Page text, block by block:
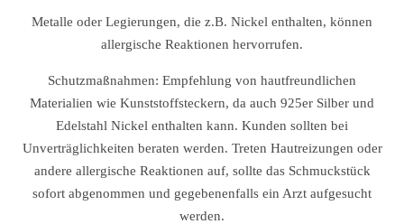
Metalle oder Legierungen, die z.B. Nickel enthalten, können
allergische Reaktionen hervorrufen.
Schutzmaßnahmen: Empfehlung von hautfreundlichen
Materialien wie Kunststoffsteckern, da auch 925er Silber und
Edelstahl Nickel enthalten kann. Kunden sollten bei
Unverträglichkeiten beraten werden. Treten Hautreizungen oder
andere allergische Reaktionen auf, sollte das Schmuckstück
sofort abgenommen und gegebenenfalls ein Arzt aufgesucht
werden.